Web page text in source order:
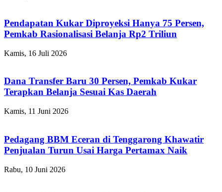
Pendapatan Kukar Diproyeksi Hanya 75 Persen,
Pemkab Rasionalisasi Belanja Rp2 Triliun
Kamis, 16 Juli 2026
Dana Transfer Baru 30 Persen, Pemkab Kukar
Terapkan Belanja Sesuai Kas Daerah
Kamis, 11 Juni 2026
Pedagang BBM Eceran di Tenggarong Khawatir
Penjualan Turun Usai Harga Pertamax Naik
Rabu, 10 Juni 2026